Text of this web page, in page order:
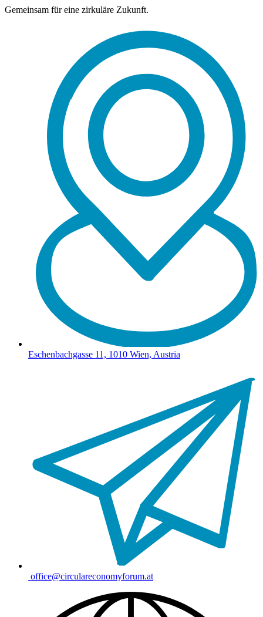
Gemeinsam für eine zirkuläre Zukunft.
Eschenbachgasse 11, 1010 Wien, Austria
office@circulareconomyforum.at